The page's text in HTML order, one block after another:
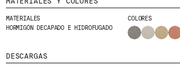
MATERIALES
HORMIGÓN DECAPADO E HIDROFUGADO
COLORES
DESCARGAS
WE ARE MOLINS